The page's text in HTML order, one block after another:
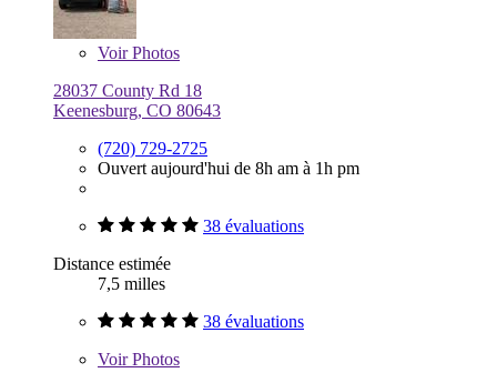
VoirPhotos
28037 County Rd 18
Keenesburg, CO 80643
(720) 729-2725
Ouvert aujourd'hui de 8h am à 1h pm
38 évaluations
Distance estimée
7,5 milles
38 évaluations
VoirPhotos